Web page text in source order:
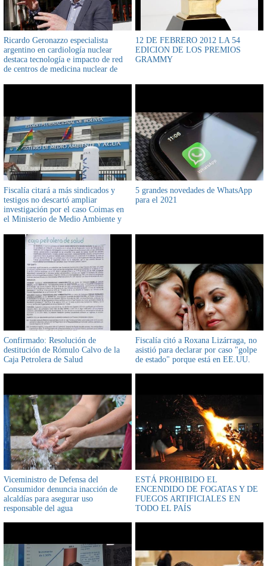
Ricardo Geronazzo especialista
argentino en cardiología nuclear
destaca tecnología e impacto de red
de centros de medicina nuclear de
12 DE FEBRERO 2012 LA 54
EDICION DE LOS PREMIOS
GRAMMY
Fiscalía citará a más sindicados y
testigos no descartó ampliar
investigación por el caso Coimas en
el Ministerio de Medio Ambiente y
5 grandes novedades de WhatsApp
para el 2021
Confirmado: Resolución de
destitución de Rómulo Calvo de la
Caja Petrolera de Salud
Fiscalía citó a Roxana Lizárraga, no
asistió para declarar por caso "golpe
de estado" porque está en EE.UU.
Viceministro de Defensa del
Consumidor denuncia inacción de
alcaldías para asegurar uso
responsable del agua
ESTÁ PROHIBIDO EL
ENCENDIDO DE FOGATAS Y DE
FUEGOS ARTIFICIALES EN
TODO EL PAÍS